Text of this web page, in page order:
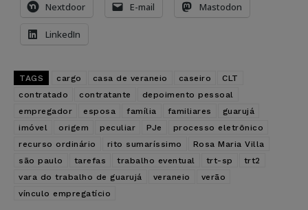
Nextdoor E-mail Mastodon
LinkedIn
TAGS cargo casa de veraneio caseiro
CLT
contratado
contratante
depoimento pessoal
empregador
esposa família familiares
guarujá
imóvel
origem peculiar PJe
processo eletrônico
recurso ordinário
rito sumaríssimo
Rosa Maria Villa
são paulo
tarefas trabalho eventual trt-sp
trt2
vara do trabalho de guarujá
veraneio
verão
vínculo empregatício